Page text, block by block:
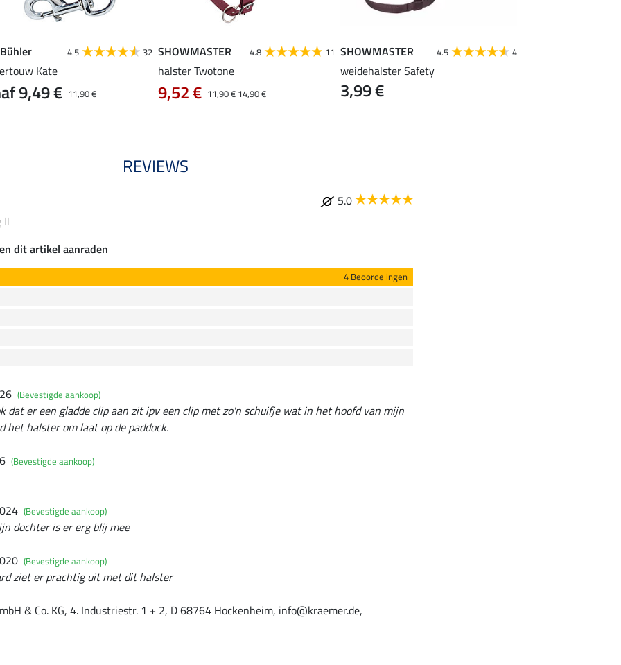
4.5 32
Kate
11,90 €
9,49 €
SHOWMASTER 4.8 11
halster Twotone
11,90 €14,90 €
9,52 €
SHOWMASTER 4.5 4
weidehalster Safety
3,99 €
REVIEWS
5.0
II
dit artikel aanraden
4 Beoordelingen
(Bevestigde aankoop)
dat er een gladde clip aan zit ipv een clip met zo'n schuifje wat in het hoofd van mijn
het halster om laat op de paddock.
(Bevestigde aankoop)
(Bevestigde aankoop)
dochter is er erg blij mee
(Bevestigde aankoop)
ziet er prachtig uit met dit halster
& Co. KG, 4. Industriestr. 1 + 2, D 68764 Hockenheim, info@kraemer.de,